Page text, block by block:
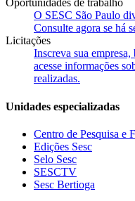
Oportunidades de trabalho
O SESC São Paulo
Consulte agora se há
Licitações
Inscreva sua empresa,
acesse informações
realizadas.
Unidades especializadas
Centro de Pesquisa e
Edições Sesc
Selo Sesc
SESCTV
Sesc Bertioga